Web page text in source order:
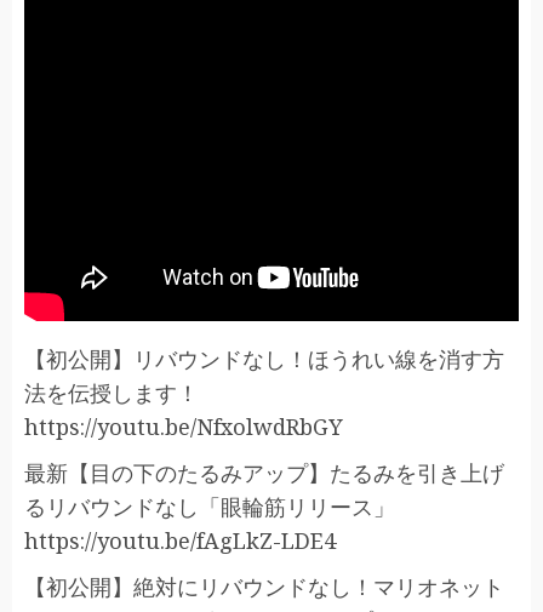
【初公開】リバウンドなし！ほうれい線を消す方
法を伝授します！
https://youtu.be/NfxolwdRbGY​​​
最新【目の下のたるみアップ】たるみを引き上げ
るリバウンドなし「眼輪筋リリース」
https://youtu.be/fAgLkZ-LDE4​​​
【初公開】絶対にリバウンドなし！マリオネット